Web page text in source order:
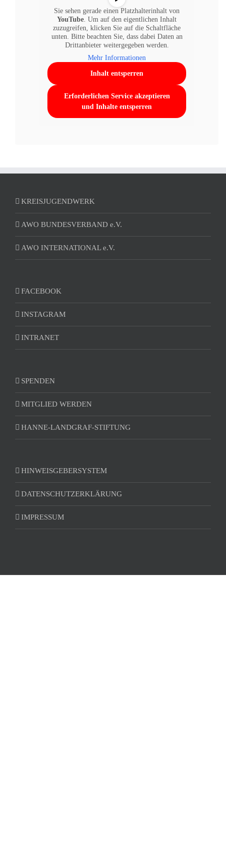
Sie sehen gerade einen Platzhalterinhalt von
YouTube . Um auf den eigentlichen Inhalt
zuzugreifen, klicken Sie auf die Schaltfläche
unten. Bitte beachten Sie, dass dabei Daten an
Drittanbieter weitergegeben werden.
Mehr Informationen
Inhalt entsperren
Erforderlichen Service akzeptieren
und Inhalte entsperren
KREISJUGENDWERK
AWO BUNDESVERBAND e.V.
AWO INTERNATIONAL e.V.
FACEBOOK
INSTAGRAM
INTRANET
SPENDEN
MITGLIED WERDEN
HANNE-LANDGRAF-STIFTUNG
HINWEISGEBERSYSTEM
DATENSCHUTZERKLÄRUNG
IMPRESSUM